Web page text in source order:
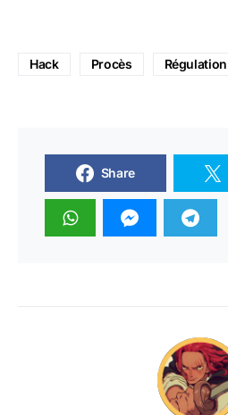
Hack Procès Régulation
Share